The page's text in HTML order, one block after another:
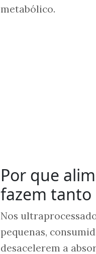
metabólico.
Por que
fazem tanto
Nos
pequenas,
desacelerem a